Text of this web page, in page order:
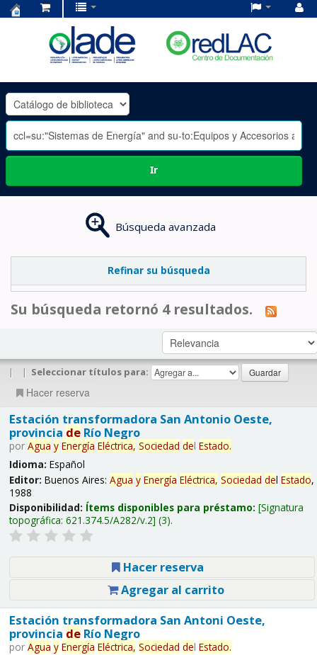
OLADE
-
Ir
Búsqueda avanzada
Refinar su búsqueda
Su búsqueda retornó 4 resultados.
| | Seleccionar títulos para:
Hacer reserva
Estación transformadora San Antonio Oeste,
provincia deRío Negro
por Agua y Energía Eléctrica, Sociedad del Estado.
Idioma: Español
Editor: Buenos Aires: Agua y Energía Eléctrica, Sociedad del Estado,
1988
Disponibilidad: Ítems disponibles para préstamo: Signatura
topográfica: 621.374.5/A282/v.2 (3).
Hacer reserva
Agregar al carrito
Estación transformadora San Antoni Oeste,
provincia deRío Negro
por Agua y Energía Eléctrica, Sociedad del Estado.